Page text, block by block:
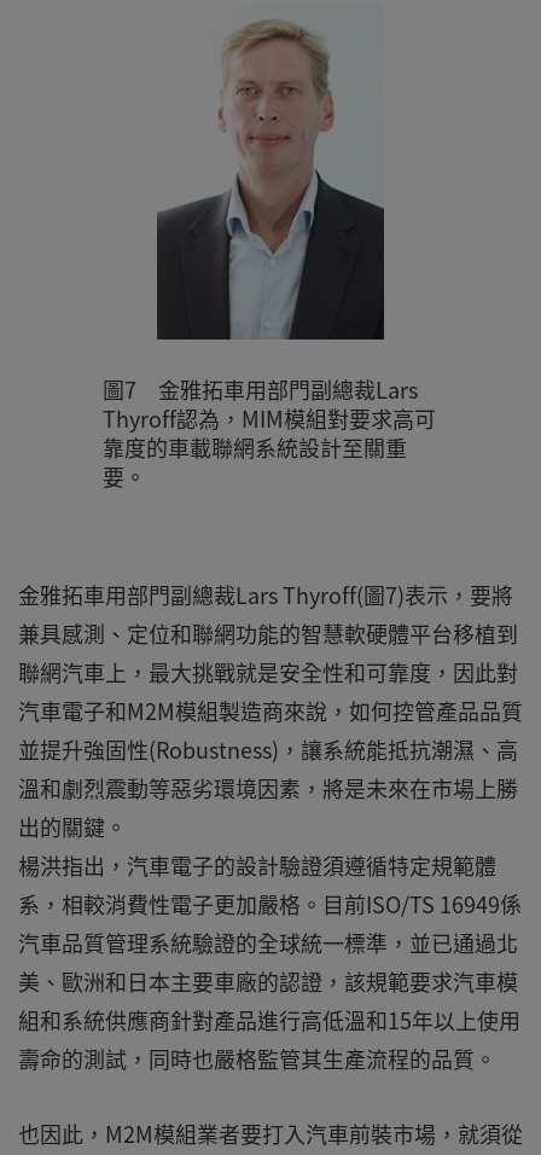
圖7 金雅拓車用部門副總裁Lars
Thyroff認為，MIM模組對要求高可
靠度的車載聯網系統設計至關重
要。
金雅拓車用部門副總裁Lars Thyroff(圖7)表示，要將
兼具感測、定位和聯網功能的智慧軟硬體平台移植到
聯網汽車上，最大挑戰就是安全性和可靠度，因此對
汽車電子和M2M模組製造商來說，如何控管產品品質
並提升強固性(Robustness)，讓系統能抵抗潮濕、高
溫和劇烈震動等惡劣環境因素，將是未來在市場上勝
出的關鍵。
楊洪指出，汽車電子的設計驗證須遵循特定規範體
系，相較消費性電子更加嚴格。目前ISO/TS 16949係
汽車品質管理系統驗證的全球統一標準，並已通過北
美、歐洲和日本主要車廠的認證，該規範要求汽車模
組和系統供應商針對產品進行高低溫和15年以上使用
壽命的測試，同時也嚴格監管其生產流程的品質。
也因此，M2M模組業者要打入汽車前裝市場，就須從